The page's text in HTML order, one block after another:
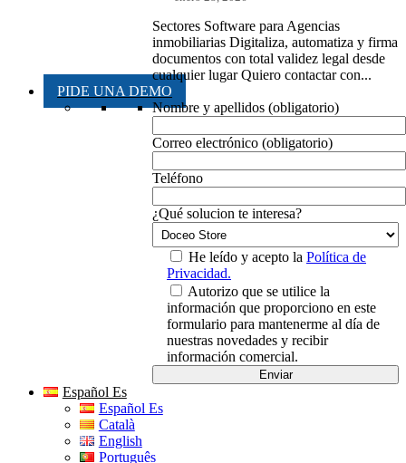
Sectores Software para Agencias
inmobiliarias Digitaliza, automatiza y firma
documentos con total validez legal desde
cualquier lugar Quiero contactar con...
PIDE UNA DEMO
Nombre y apellidos (obligatorio)
Correo electrónico (obligatorio)
Teléfono
¿Qué solucion te interesa?
He leído y acepto la Política de
Privacidad.
Autorizo que se utilice la
información que proporciono en este
formulario para mantenerme al día de
nuestras novedades y recibir
información comercial.
Español Es
Español Es
Català
English
Português